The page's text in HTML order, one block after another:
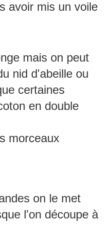
avoir mis un voile
mais on peut
nid d'abeille ou
certaines
en double
morceaux
on le met
l'on découpe à